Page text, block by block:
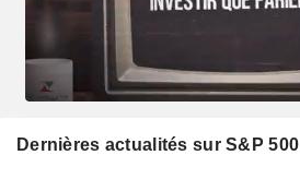
Dernières actualités sur S&P 500